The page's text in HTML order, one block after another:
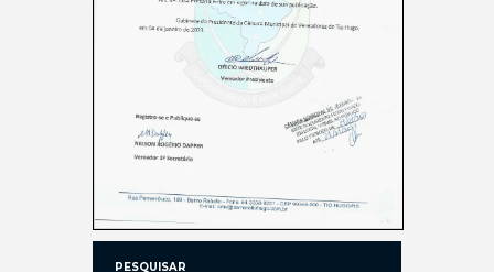
PESQUISAR